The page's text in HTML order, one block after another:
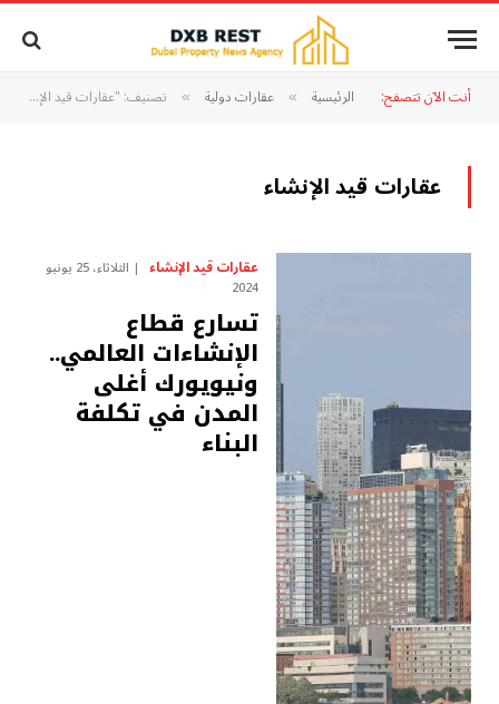
أنت الآن تتصفح: الرئيسية » عقارات دولية » تصنيف: "عقارات قيد الإنشاء"
عقارات قيد الإنشاء
عقارات قيد الإنشاء الثلاثاء، 25 يونيو
2024
تسارع قطاع
الإنشاءات العالمي..
ونيويورك أغلى
المدن في تكلفة
البناء